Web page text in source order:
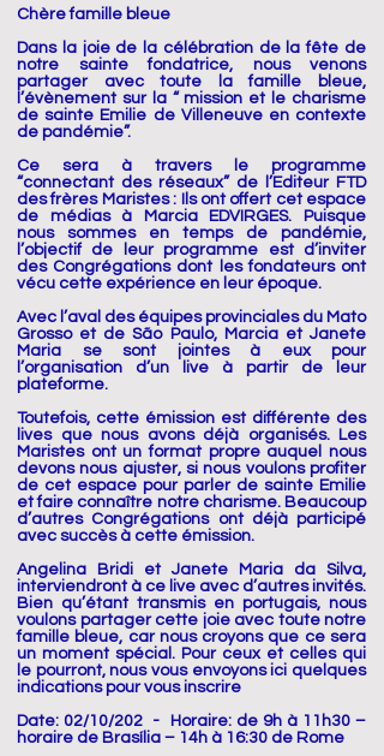
Chère famille bleue
Dans la joie de la célébration de la fête de
notre sainte fondatrice, nous venons
partager avec toute la famille bleue,
l’évènement sur la “ mission et le charisme
de sainte Emilie de Villeneuve en contexte
de pandémie”.
Ce sera à travers le programme
“connectant des réseaux” de l’Editeur FTD
des frères Maristes : Ils ont offert cet espace
de médias à Marcia EDVIRGES. Puisque
nous sommes en temps de pandémie,
l’objectif de leur programme est d’inviter
des Congrégations dont les fondateurs ont
vécu cette expérience en leur époque.
Avec l’aval des équipes provinciales du Mato
Grosso et de São Paulo, Marcia et Janete
Maria se sont jointes à eux pour
l’organisation d’un live à partir de leur
plateforme.
Toutefois, cette émission est différente des
lives que nous avons déjà organisés. Les
Maristes ont un format propre auquel nous
devons nous ajuster, si nous voulons profiter
de cet espace pour parler de sainte Emilie
et faire connaître notre charisme. Beaucoup
d’autres Congrégations ont déjà participé
avec succès à cette émission.
Angelina Bridi et Janete Maria da Silva,
interviendront à ce live avec d’autres invités.
Bien qu’étant transmis en portugais, nous
voulons partager cette joie avec toute notre
famille bleue, car nous croyons que ce sera
un moment spécial. Pour ceux et celles qui
le pourront, nous vous envoyons ici quelques
indications pour vous inscrire
Date: 02/10/202 - Horaire: de 9h à 11h30 –
horaire de Brasília – 14h à 16:30 de Rome